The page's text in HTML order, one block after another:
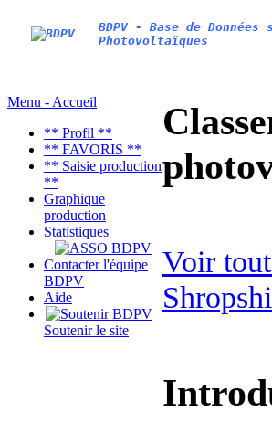
BDPV - Base de Données
Photovoltaïques
Menu - Accueil
** Profil **
** FAVORIS **
** Saisie production
**
Graphique
production
Statistiques
Contacter l'équipe
BDPV
Aide
Soutenir le site
Voir